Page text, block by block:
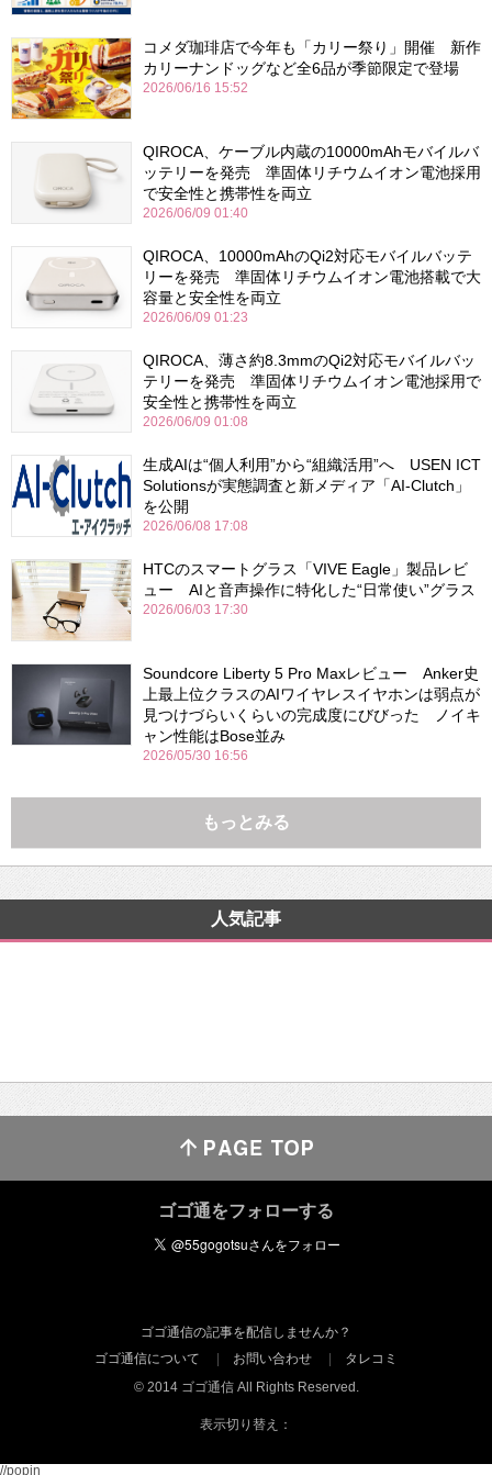
コメダ珈琲店で今年も「カリー祭り」開催 新作
カリーナンドッグなど全6品が季節限定で登場
2026/06/16 15:52
QIROCA、ケーブル内蔵の10000mAhモバイルバ
ッテリーを発売 準固体リチウムイオン電池採用
で安全性と携帯性を両立
2026/06/09 01:40
QIROCA、10000mAhのQi2対応モバイルバッテ
リーを発売 準固体リチウムイオン電池搭載で大
容量と安全性を両立
2026/06/09 01:23
QIROCA、薄さ約8.3mmのQi2対応モバイルバッ
テリーを発売 準固体リチウムイオン電池採用で
安全性と携帯性を両立
2026/06/09 01:08
生成AIは“個人利用”から“組織活用”へ USEN ICT
Solutionsが実態調査と新メディア「AI-Clutch」
を公開
2026/06/08 17:08
HTCのスマートグラス「VIVE Eagle」製品レビ
ュー AIと音声操作に特化した“日常使い”グラス
2026/06/03 17:30
Soundcore Liberty 5 Pro Maxレビュー Anker史
上最上位クラスのAIワイヤレスイヤホンは弱点が
見つけづらいくらいの完成度にびびった ノイキ
ャン性能はBose並み
2026/05/30 16:56
もっとみる
人気記事
ゴゴ通をフォローする
ゴゴ通信の記事を配信しませんか？
ゴゴ通信について
お問い合わせ
タレコミ
© 2014 ゴゴ通信 All Rights Reserved.
表示切り替え：
//popin